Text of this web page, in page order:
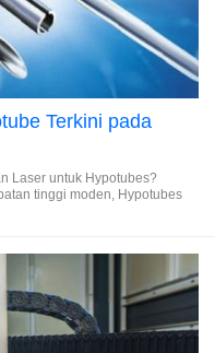
Terkini pada
Laser untuk Hypotubes?
tinggi moden, Hypotubes